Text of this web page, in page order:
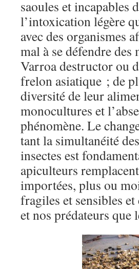
saoules et incapables
l’intoxication légère
avec des organismes
mal à se défendre des
Varroa destructor ou
frelon asiatique ; de
diversité de leur
monocultures et
phénomène. Le
tant la simultanéité
insectes est
apiculteurs
importées, plus ou
fragiles et sensibles
et nos prédateurs que